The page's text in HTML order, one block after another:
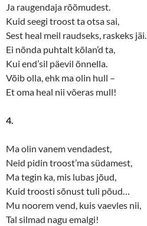
Ja raugendaja rõõmudest.
Kuid seegi troost ta otsa sai,
Sest heal meil raudseks, raskeks jäi.
Ei nõnda puhtalt kõlan’d ta,
Kui end’sil päevil õnnella.
Võib olla, ehk ma olin hull –
Et oma heal nii võeras mull!
4.
Ma olin vanem vendadest,
Neid pidin troost’ma südamest,
Ma tegin ka, mis lubas jõud,
Kuid troosti sõnust tuli põud…
Mu noorem vend, kuis vaevles nii,
Tal silmad nagu emalgi!